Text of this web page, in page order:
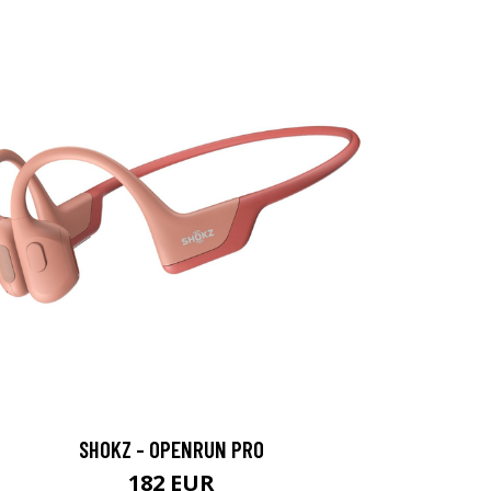
SHOKZ - OPENRUN PRO
182 EUR